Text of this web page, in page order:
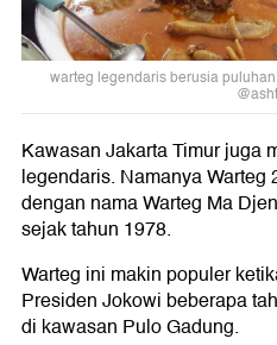
warteg legendaris berusia
Kawasan Jakarta Timur juga
legendaris. Namanya
dengan nama Warteg Ma
sejak tahun 1978.
Warteg ini makin populer
Presiden Jokowi beberapa
di kawasan Pulo Gadung.